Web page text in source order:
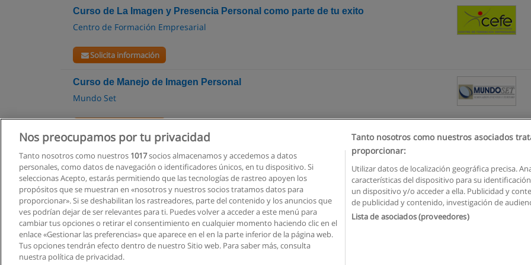
Curso de La Imagen y Presencia Personal como parte de tu exito
Centro de Formación Empresarial
Solicita información
Curso de Manejo de Imagen Personal
Mundo Set
Reglas de uso Privacidad de datos Contactar con Educaedu
Copyright © Educaedu Business S.L. - CIF : B-95610580: - www.educaedu.com.ec
Nos preocupamos por tu privacidad
Tanto nosotros como nuestros 1017socios almacenamos y accedemos a datos
personales, como datos de navegación o identificadores únicos, en tu dispositivo. Si
seleccionas Acepto, estarás permitiendo que las tecnologías de rastreo apoyen los
propósitos que se muestran en «nosotros y nuestros socios tratamos datos para
proporcionar». Si se deshabilitan los rastreadores, parte del contenido y los anuncios que
ves podrían dejar de ser relevantes para ti. Puedes volver a acceder a este menú para
cambiar tus opciones o retirar el consentimiento en cualquier momento haciendo clic en el
enlace «Gestionar las preferencias» que aparece en el en la parte inferior de la página web.
Tus opciones tendrán efecto dentro de nuestro Sitio web. Para saber más, consulta
nuestra política de privacidad.
Tanto nosotros como nuestros asociados
proporcionar:
Utilizar datos de localización geográfica precisa.
características del dispositivo para su
un dispositivo y/o acceder a ella. Publicidad y
de publicidad y contenido, investigación de
Lista de asociados (proveedores)